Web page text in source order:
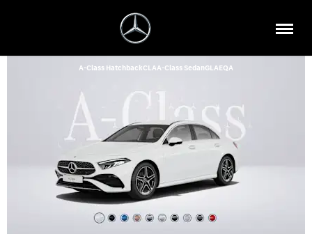
A-Class HatchbackCLAA-Class SedanGLAEQA